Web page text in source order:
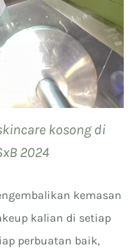
kosong di
2024
kemasan
kalian di setiap
perbuatan baik,